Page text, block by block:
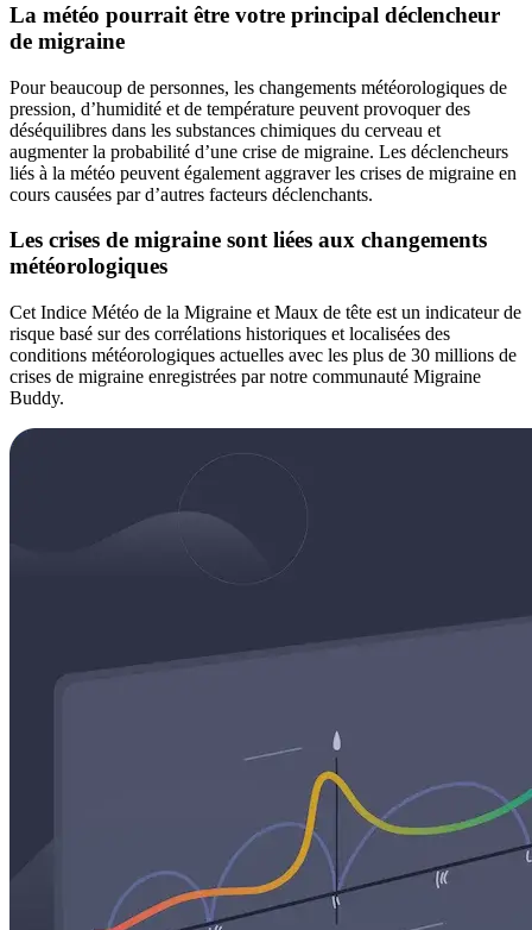
La météo pourrait être votre principal déclencheur
de migraine
Pour beaucoup de personnes, les changements météorologiques de
pression, d’humidité et de température peuvent provoquer des
déséquilibres dans les substances chimiques du cerveau et
augmenter la probabilité d’une crise de migraine. Les déclencheurs
liés à la météo peuvent également aggraver les crises de migraine en
cours causées par d’autres facteurs déclenchants.
Les crises de migraine sont liées aux changements
météorologiques
Cet Indice Météo de la Migraine et Maux de tête est un indicateur de
risque basé sur des corrélations historiques et localisées des
conditions météorologiques actuelles avec les plus de 30 millions de
crises de migraine enregistrées par notre communauté Migraine
Buddy.